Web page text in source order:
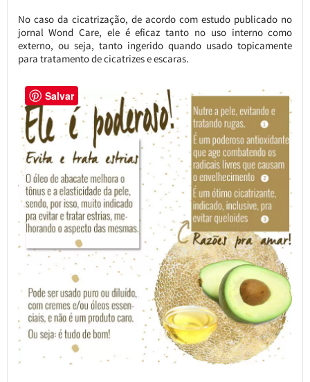
No caso da cicatrização, de acordo com estudo publicado no
jornal Wond Care, ele é eficaz tanto no uso interno como
externo, ou seja, tanto ingerido quando usado topicamente
para tratamento de cicatrizes e escaras.
Salvar